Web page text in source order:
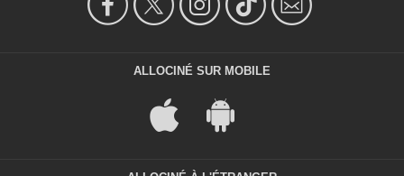
ALLOCINÉ SUR MOBILE